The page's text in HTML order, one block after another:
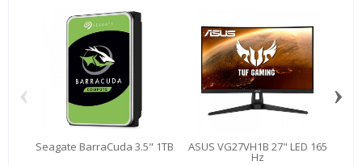
Seagate BarraCuda 3.5" 1TB ASUS VG27VH1B 27" LED 165
Hz
‹ ›